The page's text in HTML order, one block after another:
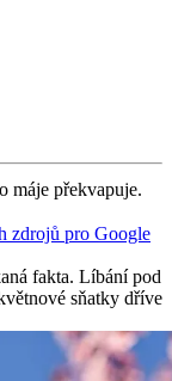
máje překvapuje.
zdrojů pro Google
fakta. Líbání pod
sňatky dříve